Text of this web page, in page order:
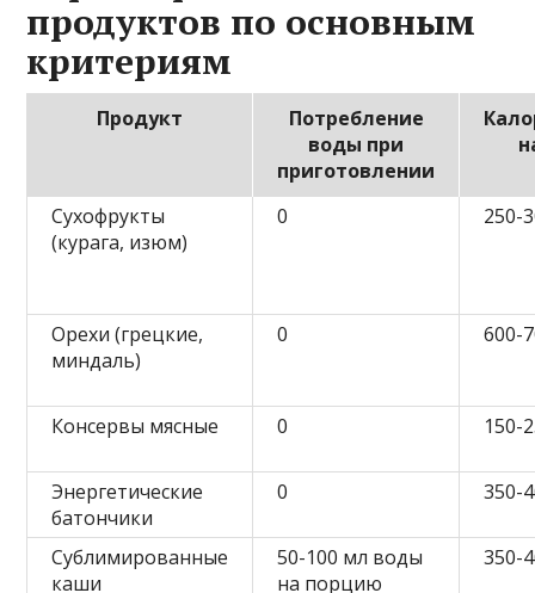
продуктов по основным
критериям
Продукт
Потребление
воды при
приготовлении
Сухофрукты
(курага, изюм)
0 250-
Орехи (грецкие,
миндаль)
0 600-
Консервы мясные 0 150-
Энергетические
батончики
0 350-
Сублимированные
каши
50-100 мл воды
на порцию
350-